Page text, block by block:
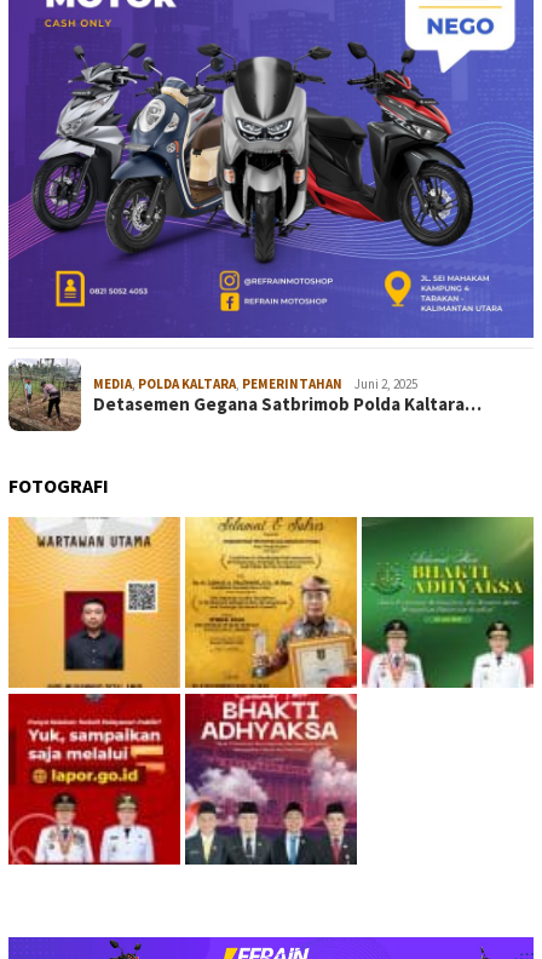
MEDIA, POLDA KALTARA, PEMERINTAHAN Juni 2, 2025
Detasemen Gegana Satbrimob Polda Kaltara…
FOTOGRAFI